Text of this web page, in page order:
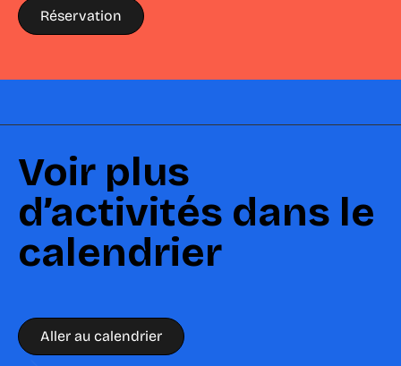
Réservation
Voir plus
d’activités dans le
calendrier
Aller au calendrier